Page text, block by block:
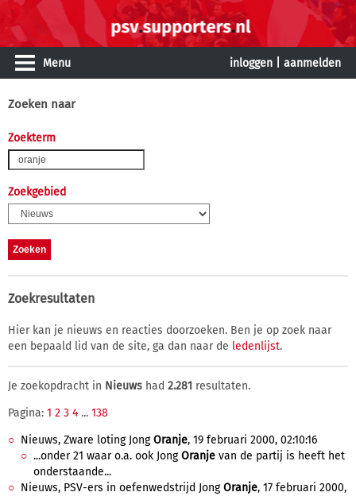
Menu inloggen aanmelden
Zoeken naar
Zoekterm
Zoekgebied
Zoekresultaten
Hier kan je nieuws en reacties doorzoeken. Ben je op zoek naar
een bepaald lid van de site, ga dan naar de ledenlijst.
Je zoekopdracht in Nieuws had 2.281 resultaten.
Pagina: 1 2 3 4 ... 138
Nieuws, Zware loting JongOranje, 19 februari 2000, 02:10:16
...onder 21 waar o.a. ook JongOranje van de partij is heeft het
onderstaande...
Nieuws, PSV-ers in oefenwedstrijd JongOranje, 17 februari 2000,